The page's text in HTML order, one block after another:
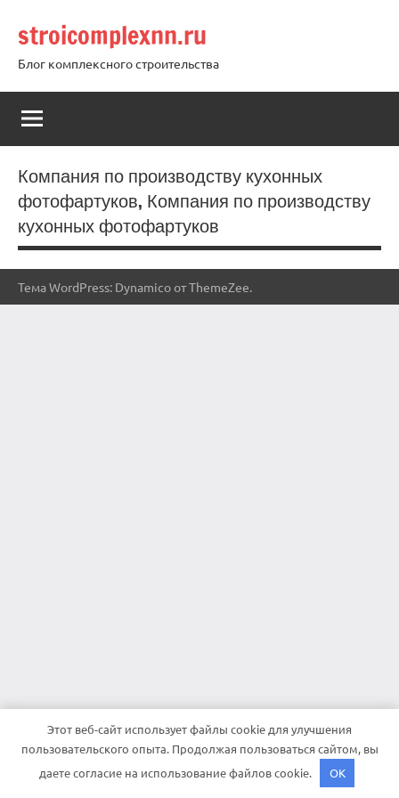
содержимому
stroicomplexnn.ru
Блог комплексного строительства
Компания по производству кухонных
фотофартуков, Компания по производству
кухонных фотофартуков
Тема WordPress: Dynamico от ThemeZee.
Этот веб-сайт использует файлы cookie для улучшения
пользовательского опыта. Продолжая пользоваться сайтом, вы
даете согласие на использование файлов cookie.
OK